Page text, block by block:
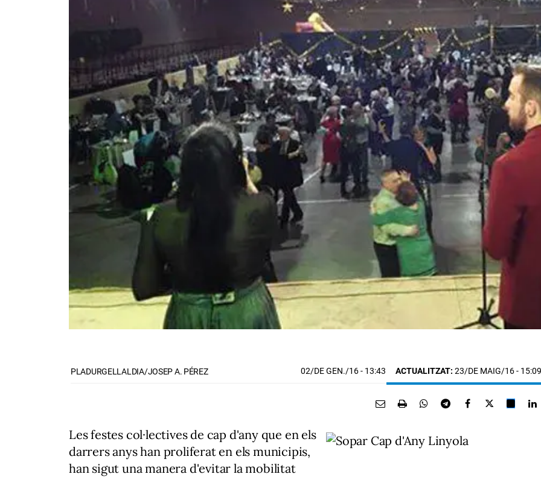
PLADURGELLALDIA/JOSEP A. PÉREZ 02/DE GEN./16- 13:43 ACTUALITZAT: 23/DE MAIG/16 - 15:09
Les festes col·lectives de cap d'any que en els
darrers anys han proliferat en els municipis,
han sigut una manera d'evitar la mobilitat